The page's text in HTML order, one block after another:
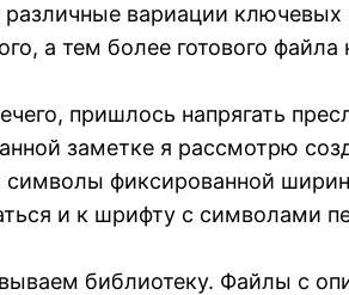
различные вариации
а тем более готового
пришлось напрягать
заметке я рассмотрю
фиксированной
и к шрифту с символами
библиотеку. Файлы с